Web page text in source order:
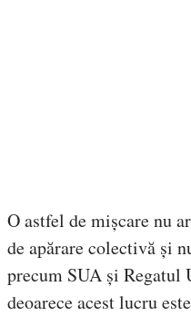
O astfel de mișcare nu
de apărare colectivă și
precum SUA și Regatul
deoarece acest lucru